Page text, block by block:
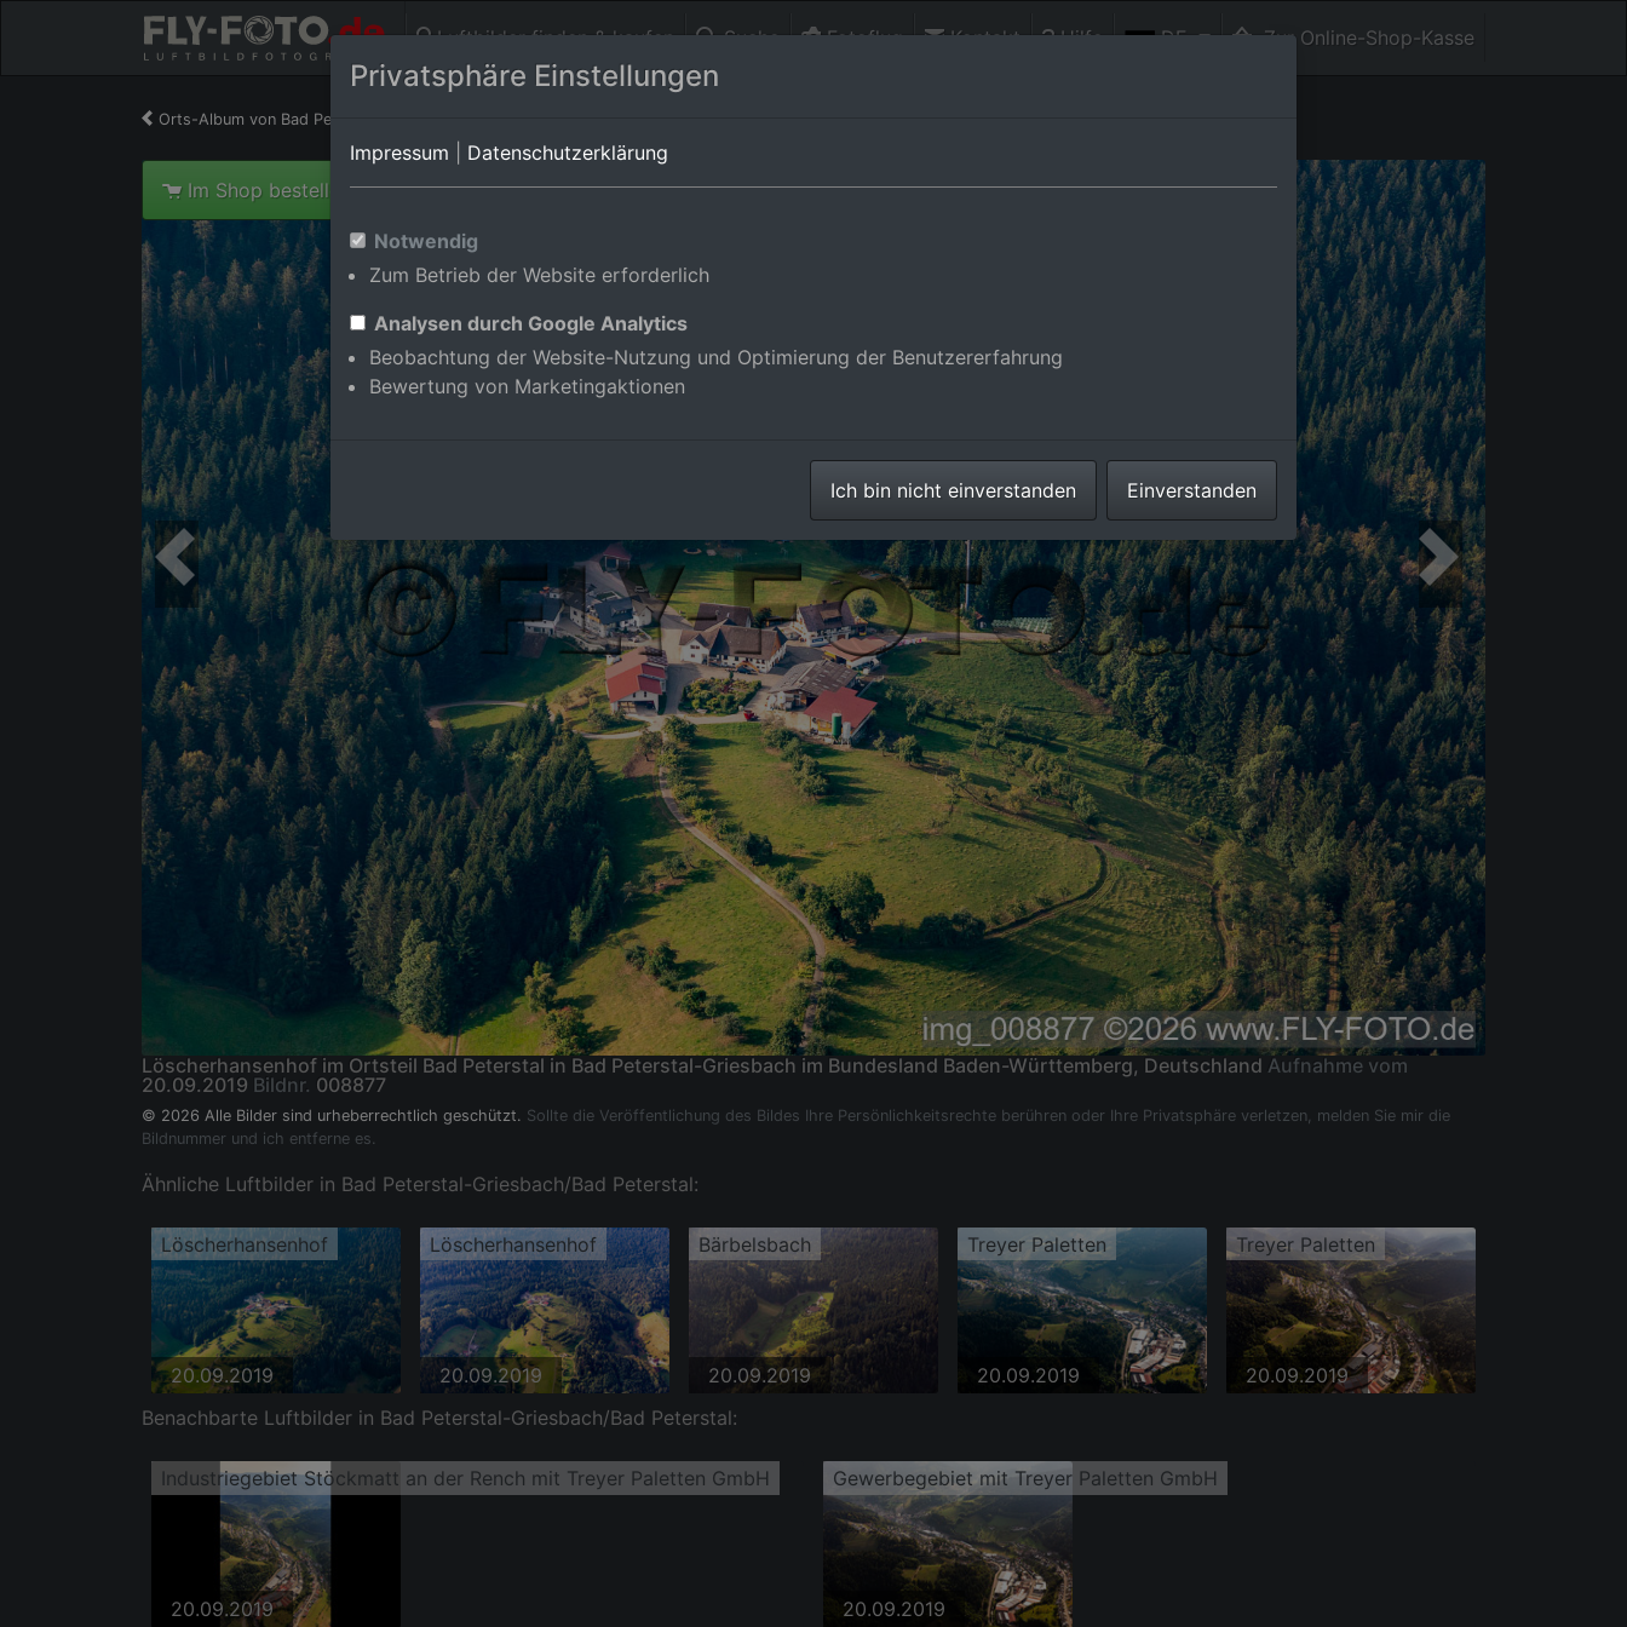
Luftbilder finden & kaufen Suche Fotoflug Kontakt Hilfe DE Zur Online-Shop-Kasse
Orts-Album von Bad Peterstal-Griesbach/Bad Peterstal
Im Shop bestellen
Löscherhansenhof im Ortsteil Bad Peterstal in Bad Peterstal-Griesbach im Bundesland Baden-Württemberg, Deutschland Aufnahme vom
20.09.2019 Bildnr. 008877
© 2026 Alle Bilder sind urheberrechtlich geschützt. Sollte die Veröffentlichung des Bildes Ihre Persönlichkeitsrechte berühren oder Ihre Privatsphäre verletzen, melden Sie mir die
Bildnummer und ich entferne es.
Ähnliche Luftbilder in Bad Peterstal-Griesbach/Bad Peterstal:
Löscherhansenhof
20.09.2019
Löscherhansenhof
20.09.2019
Bärbelsbach
20.09.2019
Treyer Paletten
20.09.2019
Treyer Paletten
20.09.2019
Benachbarte Luftbilder in Bad Peterstal-Griesbach/Bad Peterstal:
Industriegebiet Stöckmatt an der Rench mit Treyer Paletten GmbH
20.09.2019
Gewerbegebiet mit Treyer Paletten GmbH
20.09.2019
Privatsphäre Einstellungen
Impressum Datenschutzerklärung
Notwendig
Zum Betrieb der Website erforderlich
Analysen durch Google Analytics
Beobachtung der Website-Nutzung und Optimierung der Benutzererfahrung
Bewertung von Marketingaktionen
Ich bin nicht einverstanden Einverstanden